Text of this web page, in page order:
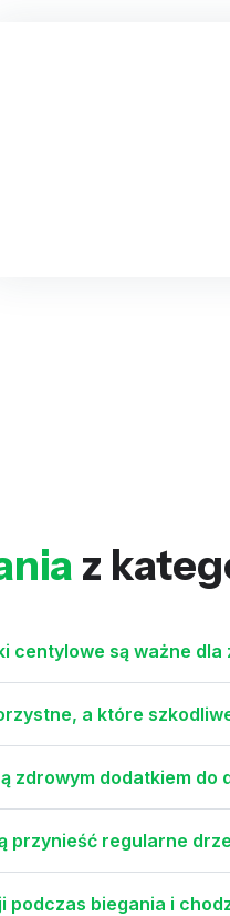
z
centylowe są ważne dla
a które
zdrowym dodatkiem do
przynieść regularne
podczas biegania i